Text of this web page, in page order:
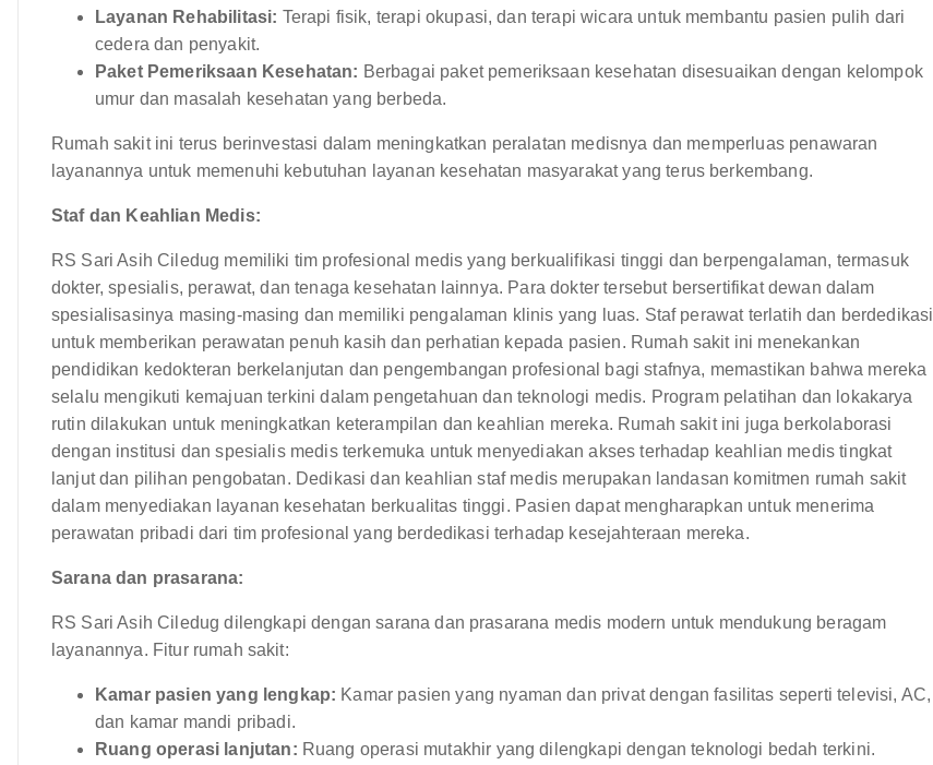
Layanan Rehabilitasi: Terapi fisik, terapi okupasi, dan terapi wicara untuk membantu pasien pulih dari
cedera dan penyakit.
Paket Pemeriksaan Kesehatan: Berbagai paket pemeriksaan kesehatan disesuaikan dengan kelompok
umur dan masalah kesehatan yang berbeda.
Rumah sakit ini terus berinvestasi dalam meningkatkan peralatan medisnya dan memperluas penawaran
layanannya untuk memenuhi kebutuhan layanan kesehatan masyarakat yang terus berkembang.
Staf dan Keahlian Medis:
RS Sari Asih Ciledug memiliki tim profesional medis yang berkualifikasi tinggi dan berpengalaman, termasuk
dokter, spesialis, perawat, dan tenaga kesehatan lainnya. Para dokter tersebut bersertifikat dewan dalam
spesialisasinya masing-masing dan memiliki pengalaman klinis yang luas. Staf perawat terlatih dan berdedikasi
untuk memberikan perawatan penuh kasih dan perhatian kepada pasien. Rumah sakit ini menekankan
pendidikan kedokteran berkelanjutan dan pengembangan profesional bagi stafnya, memastikan bahwa mereka
selalu mengikuti kemajuan terkini dalam pengetahuan dan teknologi medis. Program pelatihan dan lokakarya
rutin dilakukan untuk meningkatkan keterampilan dan keahlian mereka. Rumah sakit ini juga berkolaborasi
dengan institusi dan spesialis medis terkemuka untuk menyediakan akses terhadap keahlian medis tingkat
lanjut dan pilihan pengobatan. Dedikasi dan keahlian staf medis merupakan landasan komitmen rumah sakit
dalam menyediakan layanan kesehatan berkualitas tinggi. Pasien dapat mengharapkan untuk menerima
perawatan pribadi dari tim profesional yang berdedikasi terhadap kesejahteraan mereka.
Sarana dan prasarana:
RS Sari Asih Ciledug dilengkapi dengan sarana dan prasarana medis modern untuk mendukung beragam
layanannya. Fitur rumah sakit:
Kamar pasien yang lengkap: Kamar pasien yang nyaman dan privat dengan fasilitas seperti televisi, AC,
dan kamar mandi pribadi.
Ruang operasi lanjutan: Ruang operasi mutakhir yang dilengkapi dengan teknologi bedah terkini.